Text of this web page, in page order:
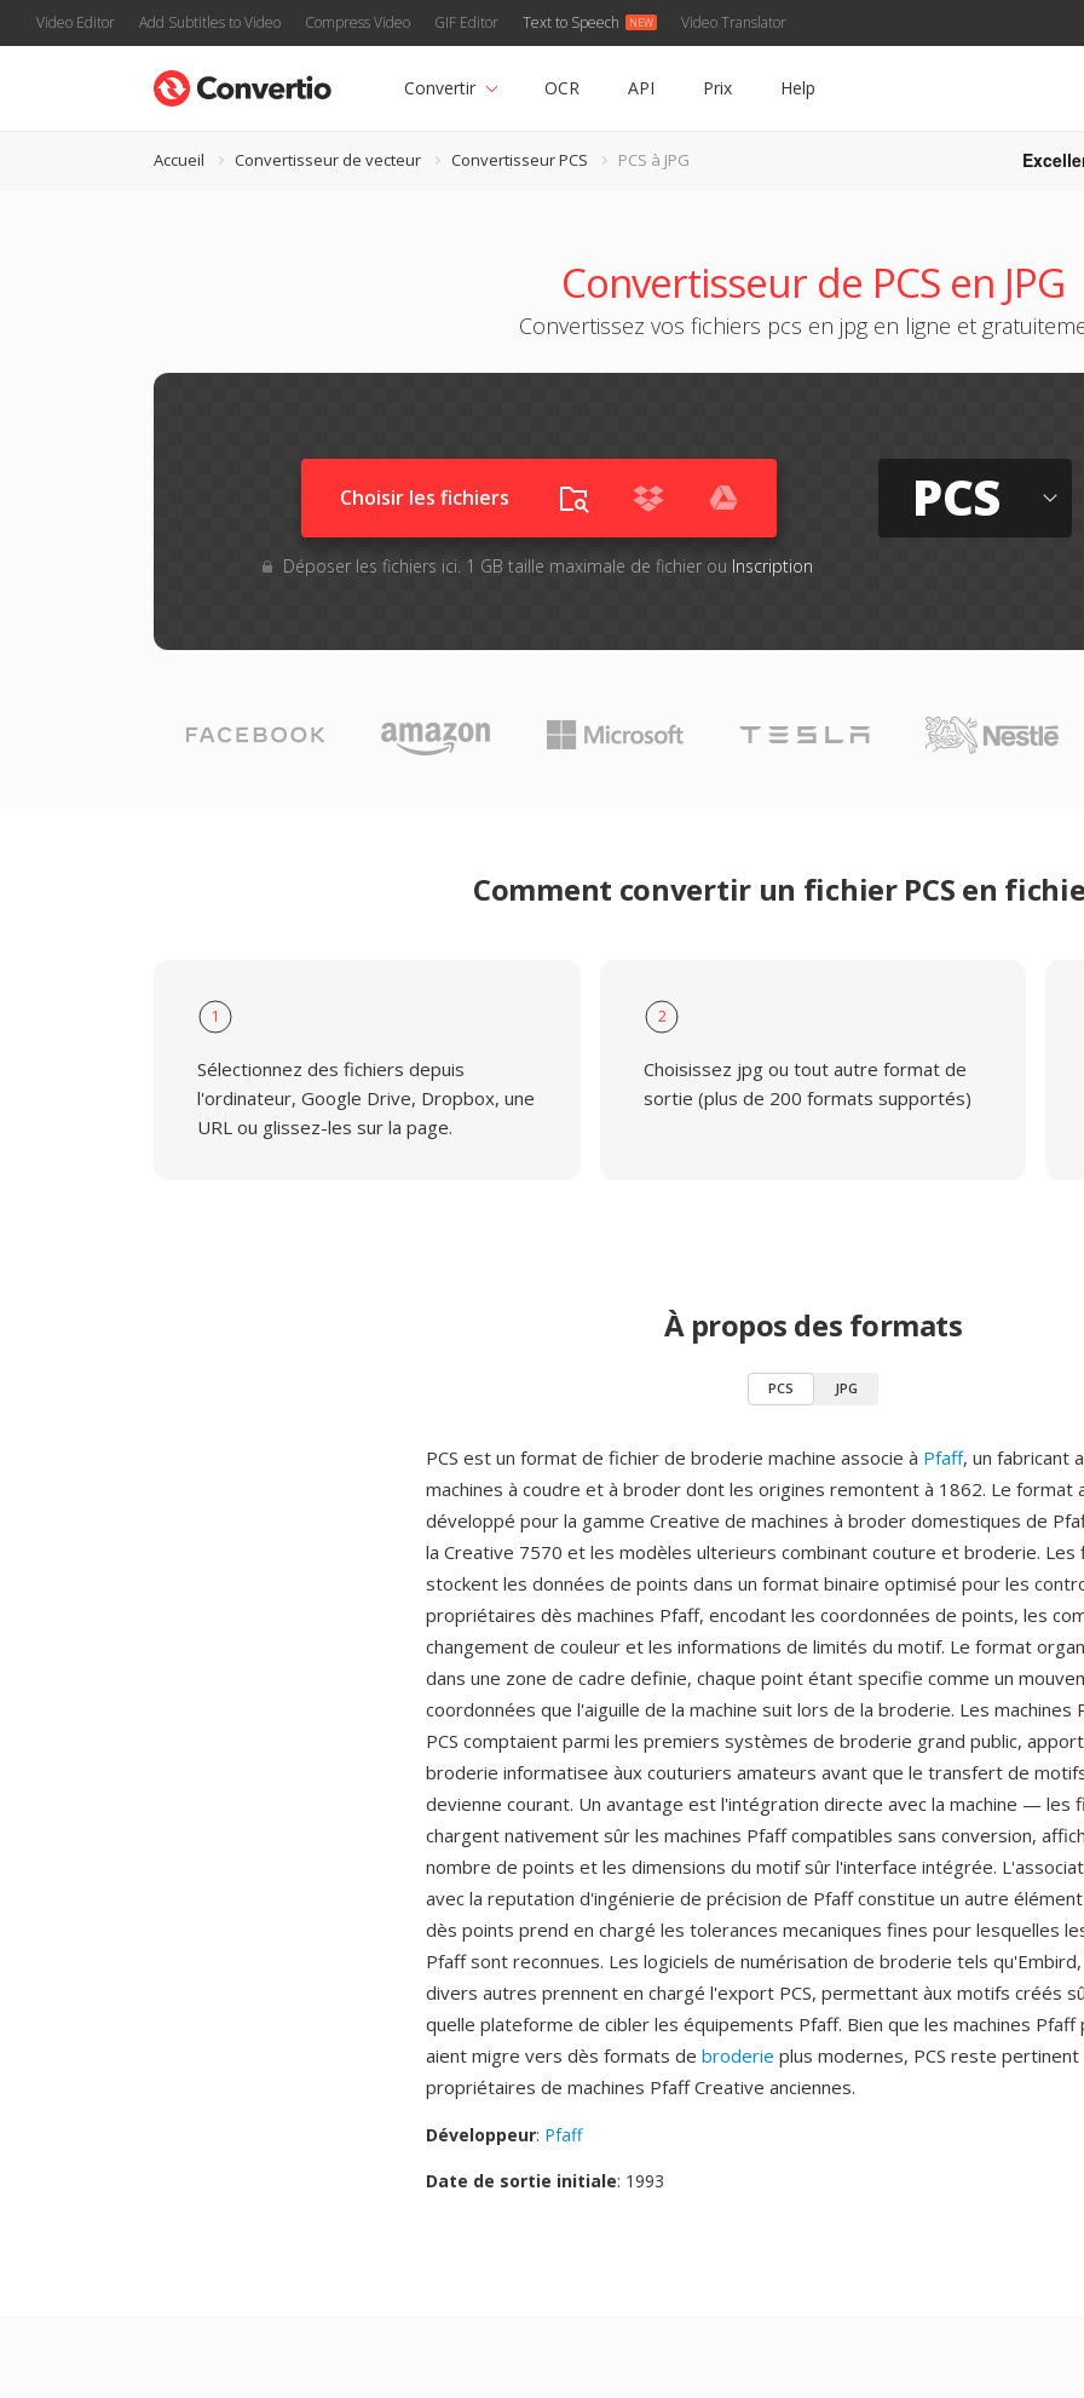
Video Editor Add Subtitles to Video Compress Video GIF Editor Text to Speech Video Translator
Convertir OCR API Prix Help
Accueil Convertisseur de vecteur Convertisseur PCS PCS à JPG
Convertisseur de PCS en JPG
Convertissez vos fichiers pcs en jpg en ligne et
Choisir les fichiers
Déposer les fichiers ici. 1 GB taille maximale de fichier ou Inscription
PCS
Comment convertir un fichier PCS en
1
Sélectionnez des fichiers depuis
l'ordinateur, Google Drive, Dropbox, une
URL ou glissez-les sur la page.
2
Choisissez jpg ou tout autre format de
sortie (plus de 200 formats supportés)
À propos des formats
PCS JPG
PCS est un format de fichier de broderie machine associe à Pfaff, un fabricant
machines à coudre et à broder dont les origines remontent à 1862. Le format
développé pour la gamme Creative de machines à broder domestiques de
la Creative 7570 et les modèles ulterieurs combinant couture et broderie. Les
stockent les données de points dans un format binaire optimisé pour les
propriétaires dès machines Pfaff, encodant les coordonnées de points, les
changement de couleur et les informations de limités du motif. Le format
dans une zone de cadre definie, chaque point étant specifie comme un
coordonnées que l'aiguille de la machine suit lors de la broderie. Les machines
PCS comptaient parmi les premiers systèmes de broderie grand public,
broderie informatisee àux couturiers amateurs avant que le transfert de
devienne courant. Un avantage est l'intégration directe avec la machine — les
chargent nativement sûr les machines Pfaff compatibles sans conversion,
nombre de points et les dimensions du motif sûr l'interface intégrée.
avec la reputation d'ingénierie de précision de Pfaff constitue un autre
dès points prend en chargé les tolerances mecaniques fines pour lesquelles
Pfaff sont reconnues. Les logiciels de numérisation de broderie tels
divers autres prennent en chargé l'export PCS, permettant àux motifs créés
quelle plateforme de cibler les équipements Pfaff. Bien que les machines Pfaff
aient migre vers dès formats de broderie plus modernes, PCS reste
propriétaires de machines Pfaff Creative anciennes.
Développeur: Pfaff
Date de sortie initiale: 1993